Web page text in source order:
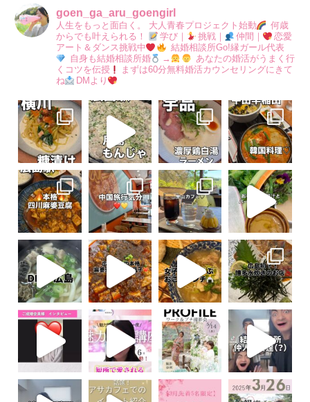
goen_ga_aru_goengirl
人生をもっと面白く。 大人青春プロジェクト始動
何歳
からでも叶えられる！
学び｜ 挑戦｜ 仲間｜
恋愛
アート＆ダンス挑戦中
結婚相談所Go!縁ガール代表
自身も結婚相談所婚
→
あなたの婚活がうまく行
くコツを伝授
まずは60分無料婚活カウンセリングにきて
ね
DMより